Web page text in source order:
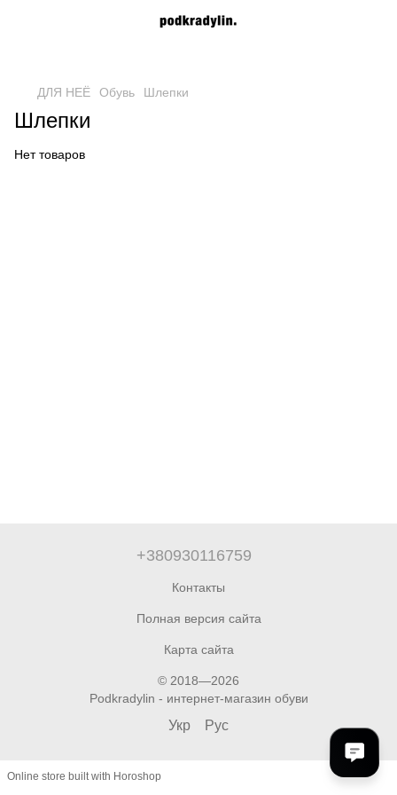
ДЛЯ НЕЁ Обувь Шлепки
Шлепки
Нет товаров
+380930116759
Контакты
Полная версия сайта
Карта сайта
© 2018—2026
Podkradylin - интернет-магазин обуви
Укр Рус
Online store built with Horoshop